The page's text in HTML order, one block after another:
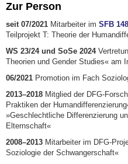
Zur Person
seit 07/2021 Mitarbeiter im SFB
Teilprojekt T: Theorie der
WS 23/24 und SoSe 2024
Theorien und Gender Studies« am
06/2021 Promotion im Fach
2013–2018 Mitglied der DFG-
Praktiken der
»Geschlechtliche Differenzierung
Elternschaft«
2008–2013 Mitarbeiter im DFG-
Soziologie der Schwangerschaft«